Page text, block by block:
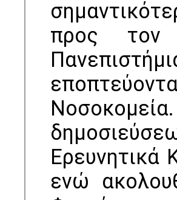
προς τον
Ερευνητικά
ενώ